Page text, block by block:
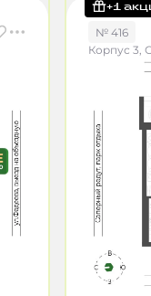
+1
№ 416
Корпус 3,